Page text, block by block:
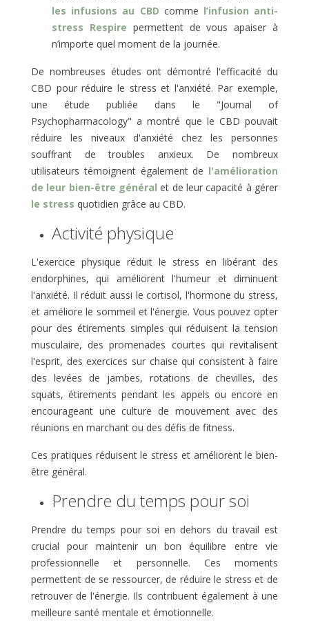
les infusions au CBD comme l’infusion anti-
stress Respire permettent de vous apaiser à
n’importe quel moment de la journée.
De nombreuses études ont démontré l'efficacité du
CBD pour réduire le stress et l'anxiété. Par exemple,
une étude publiée dans le "Journal of
Psychopharmacology" a montré que le CBD pouvait
réduire les niveaux d'anxiété chez les personnes
souffrant de troubles anxieux. De nombreux
utilisateurs témoignent également de l'amélioration
de leur bien-être général et de leur capacité à gérer
le stress quotidien grâce au CBD.
Activité physique
L'exercice physique réduit le stress en libérant des
endorphines, qui améliorent l'humeur et diminuent
l'anxiété. Il réduit aussi le cortisol, l'hormone du stress,
et améliore le sommeil et l'énergie. Vous pouvez opter
pour des étirements simples qui réduisent la tension
musculaire, des promenades courtes qui revitalisent
l'esprit, des exercices sur chaise qui consistent à faire
des levées de jambes, rotations de chevilles, des
squats, étirements pendant les appels ou encore en
encourageant une culture de mouvement avec des
réunions en marchant ou des défis de fitness.
Ces pratiques réduisent le stress et améliorent le bien-
être général.
Prendre du temps pour soi
Prendre du temps pour soi en dehors du travail est
crucial pour maintenir un bon équilibre entre vie
professionnelle et personnelle. Ces moments
permettent de se ressourcer, de réduire le stress et de
retrouver de l'énergie. Ils contribuent également à une
meilleure santé mentale et émotionnelle.